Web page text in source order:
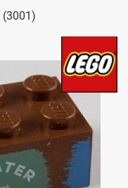
(3001)